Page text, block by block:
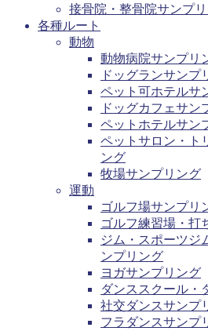
接骨院・整骨院サンプ
各種ルート
動物
動物病院サンプリ
ドッグランサンプ
ペット可ホテルサ
ドッグカフェサン
ペットホテルサン
ペットサロン・ト
ング
牧場サンプリング
運動
ゴルフ場サンプリ
ゴルフ練習場・打
ジム・スポーツジ
ンプリング
ヨガサンプリング
ダンススクール・
社交ダンスサンプ
フラダンスサンプ